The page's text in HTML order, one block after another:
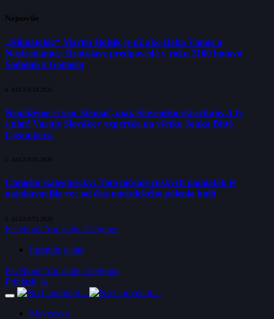
Najnovšie
„Klimatológ“ Martin Hojsík je už ako Baba Vanga a
Nostradamus. Bratislave predpovedá v roku 2100 hotovú
Sodomu a Gomoru
6. AUGUSTA 2026
Nemôžeme si viac klamať, inak Slovensko skrachuje. A ty
s ním! Varuje Slovákov expertka na všetko Janka Bittó
Cigániková
5. AUGUSTA 2026
Chmelár kategoricky: Toto ničenie ruských pamiatok je
najohavnejšia vec od čias nacistického pálenia kníh
5. AUGUSTA 2026
FacebookYouTube Telegram
Inzerujte u nás
FacebookYouTube Telegram
Prihlásiť sa
Slovensko